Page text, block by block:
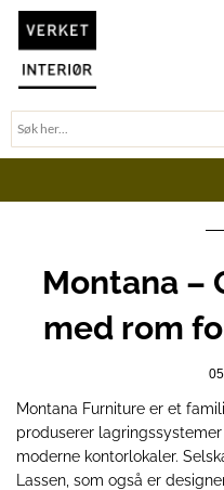
Hopp
innholdet
Søk
Montana –
med rom
Montana Furniture er et
produserer
moderne kontorlokaler.
Lassen, som også er